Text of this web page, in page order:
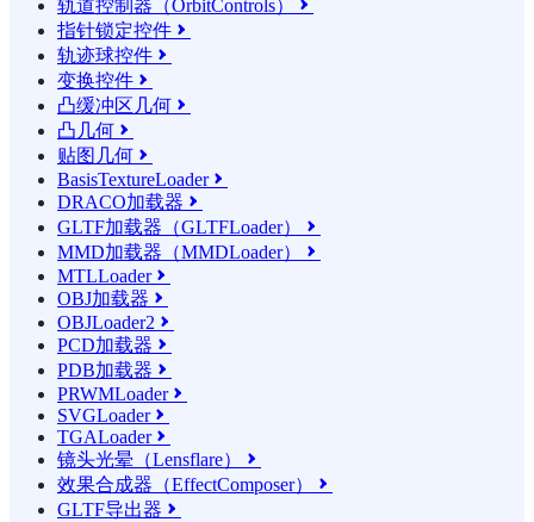
轨道控制器（OrbitControls） 
指针锁定控件 
轨迹球控件 
变换控件 
凸缓冲区几何 
凸几何 
贴图几何 
BasisTextureLoader
DRACO加载器 
GLTF加载器（GLTFLoader） 
MMD加载器（MMDLoader） 
MTLLoader
OBJ加载器 
OBJLoader2 
PCD加载器 
PDB加载器 
PRWMLoader
SVGLoader
TGALoader
镜头光晕（Lensflare） 
效果合成器（EffectComposer） 
GLTF导出器 